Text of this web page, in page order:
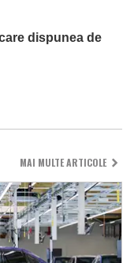
dispunea de
MAI MULTE ARTICOLE